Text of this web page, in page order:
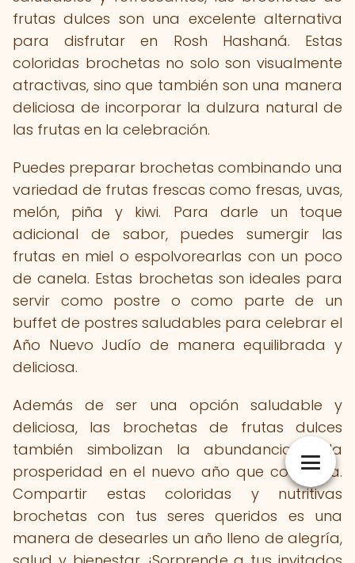
frutas dulces son una excelente alternativa
para disfrutar en Rosh Hashaná. Estas
coloridas brochetas no solo son visualmente
atractivas, sino que también son una manera
deliciosa de incorporar la dulzura natural de
las frutas en la celebración.
Puedes preparar brochetas combinando una
variedad de frutas frescas como fresas, uvas,
melón, piña y kiwi. Para darle un toque
adicional de sabor, puedes sumergir las
frutas en miel o espolvorearlas con un poco
de canela. Estas brochetas son ideales para
servir como postre o como parte de un
buffet de postres saludables para celebrar el
Año Nuevo Judío de manera equilibrada y
deliciosa.
Además de ser una opción saludable y
deliciosa, las brochetas de frutas dulces
también simbolizan la abundancia y la
prosperidad en el nuevo año que comienza.
Compartir estas coloridas y nutritivas
brochetas con tus seres queridos es una
manera de desearles un año lleno de alegría,